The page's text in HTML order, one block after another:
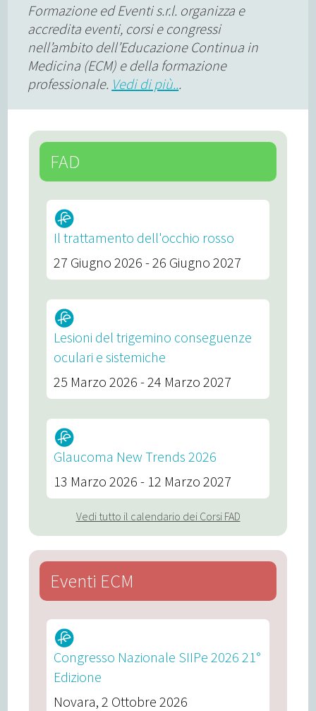
Formazione ed Eventi s.r.l. organizza e
accredita eventi, corsi e congressi
nell’ambito dell’Educazione Continua in
Medicina (ECM) e della formazione
professionale. Vedi di più...
FAD
Il trattamento dell'occhio rosso
27 Giugno 2026 - 26 Giugno 2027
Lesioni del trigemino conseguenze
oculari e sistemiche
25 Marzo 2026 - 24 Marzo 2027
Glaucoma New Trends 2026
13 Marzo 2026 - 12 Marzo 2027
Vedi tutto il calendario dei Corsi FAD
Eventi ECM
Congresso Nazionale SIIPe 2026 21°
Edizione
Novara, 2 Ottobre 2026